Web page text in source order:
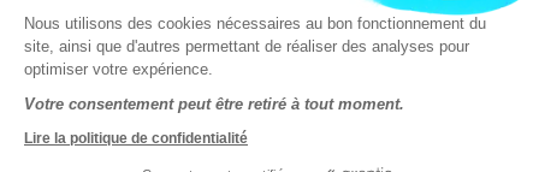
Label Qualité
© Djuringa Juniors 2018 - Tous droits réservés
Police d'assurance MMA 141 386 033
Nous utilisons des cookies nécessaires au bon fonctionnement du
site, ainsi que d'autres permettant de réaliser des analyses pour
optimiser votre expérience.
Votre consentement peut être retiré à tout moment.
Lire la politique de confidentialité